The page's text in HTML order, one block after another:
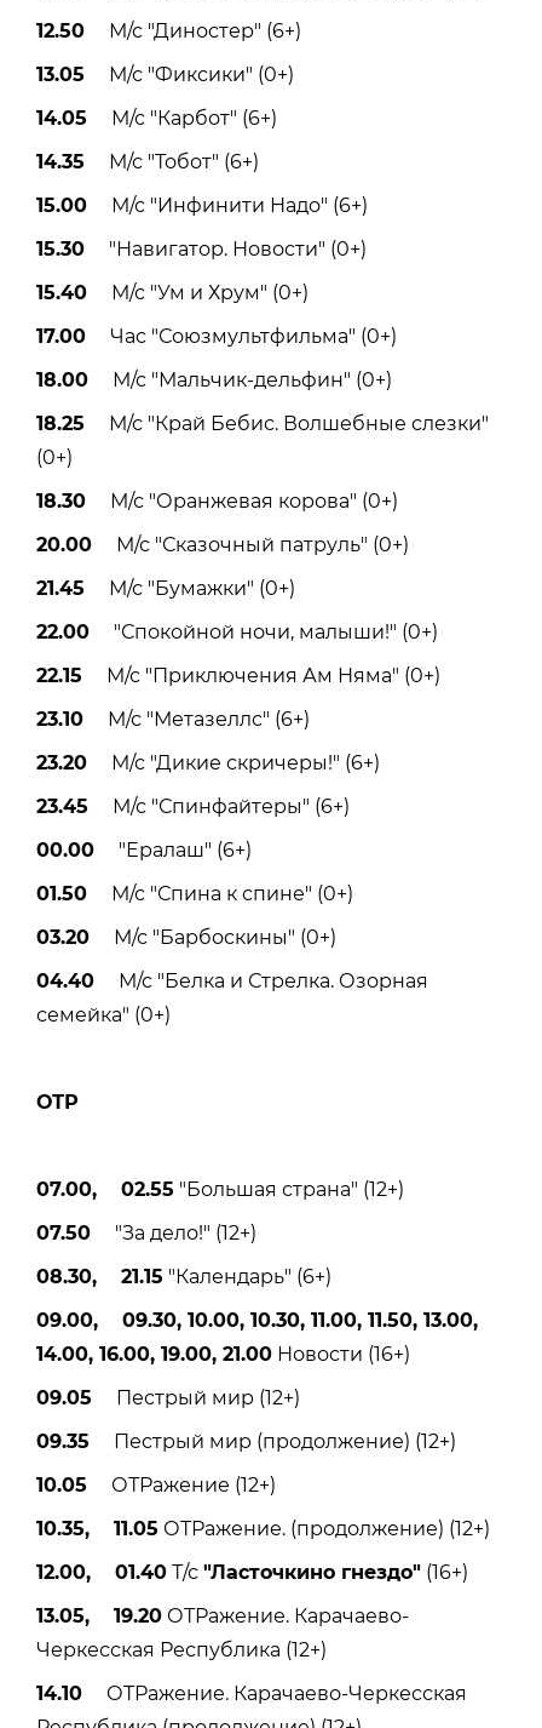
12.50 М/с "Диностер" (6+)
13.05 М/с "Фиксики" (0+)
14.05 М/с "Карбот" (6+)
14.35 М/с "Тобот" (6+)
15.00 М/с "Инфинити Надо" (6+)
15.30 "Навигатор. Новости" (0+)
15.40 М/с "Ум и Хрум" (0+)
17.00 Час "Союзмультфильма" (0+)
18.00 М/с "Мальчик-дельфин" (0+)
18.25 М/с "Край Бебис. Волшебные слезки"
(0+)
18.30 М/с "Оранжевая корова" (0+)
20.00 М/с "Сказочный патруль" (0+)
21.45 М/с "Бумажки" (0+)
22.00 "Спокойной ночи, малыши!" (0+)
22.15 М/с "Приключения Ам Няма" (0+)
23.10 М/с "Метазеллс" (6+)
23.20 М/с "Дикие скричеры!" (6+)
23.45 М/с "Спинфайтеры" (6+)
00.00 "Ералаш" (6+)
01.50 М/с "Спина к спине" (0+)
03.20 М/с "Барбоскины" (0+)
04.40 М/с "Белка и Стрелка. Озорная
семейка" (0+)
ОТР
07.00, 02.55 "Большая страна" (12+)
07.50 "За дело!" (12+)
08.30, 21.15 "Календарь" (6+)
09.00, 09.30, 10.00, 10.30, 11.00, 11.50, 13.00,
14.00, 16.00, 19.00, 21.00 Новости (16+)
09.05 Пестрый мир (12+)
09.35 Пестрый мир (продолжение) (12+)
10.05 ОТРажение (12+)
10.35, 11.05 ОТРажение. (продолжение) (12+)
12.00, 01.40 Т/с "Ласточкино гнездо" (16+)
13.05, 19.20 ОТРажение. Карачаево-
Черкесская Республика (12+)
14.10 ОТРажение. Карачаево-Черкесская